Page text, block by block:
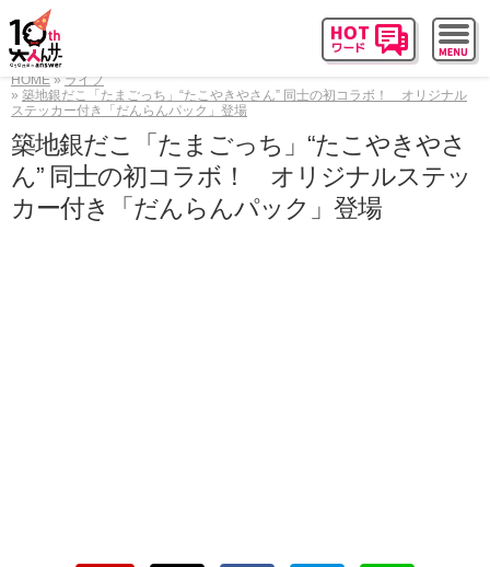
HOME
ライフ
築地銀だこ「たまごっち」“たこやきやさん” 同士の初コラボ！ オリジナル
ステッカー付き「だんらんパック」登場
築地銀だこ「たまごっち」“たこやきやさ
ん” 同士の初コラボ！ オリジナルステッ
カー付き「だんらんパック」登場